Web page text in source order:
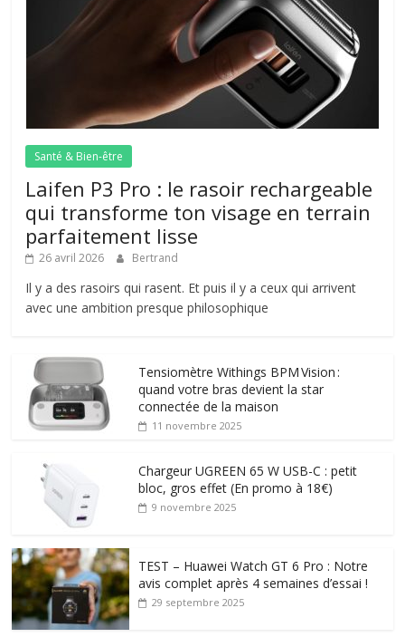
Santé & Bien-être
Laifen P3 Pro : le rasoir rechargeable
qui transforme ton visage en terrain
parfaitement lisse
26 avril 2026 Bertrand
Il y a des rasoirs qui rasent. Et puis il y a ceux qui arrivent
avec une ambition presque philosophique
Tensiomètre Withings BPM Vision :
quand votre bras devient la star
connectée de la maison
11 novembre 2025
Chargeur UGREEN 65 W USB-C : petit
bloc, gros effet (En promo à 18€)
9 novembre 2025
TEST – Huawei Watch GT 6 Pro : Notre
avis complet après 4 semaines d’essai !
29 septembre 2025